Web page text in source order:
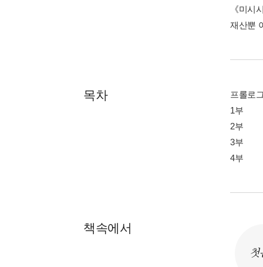
《미시
재산뿐
목차
프롤로
1부
2부
3부
4부
책속에서
첫